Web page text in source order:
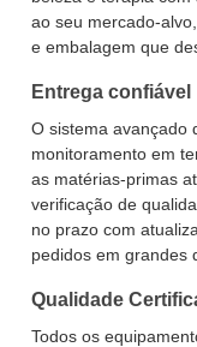
ao seu mercado-
e embalagem que
Entrega confiável
O sistema avançado
monitoramento em
as matérias-primas
verificação de
no prazo com
pedidos em grandes
Qualidade
Todos os